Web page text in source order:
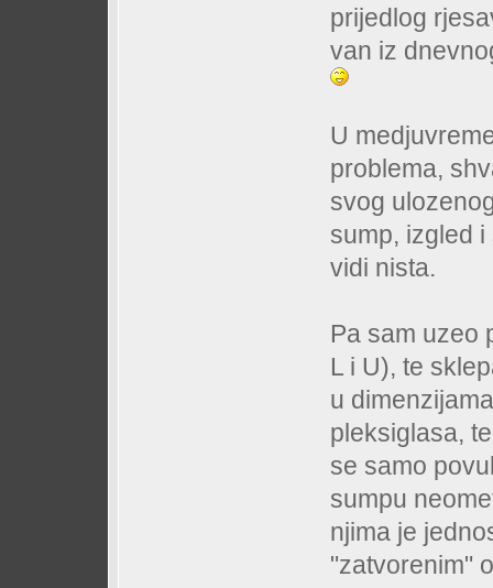
prijedlog
van iz
U
problema,
svog
sump, izgled
vidi nista.
Pa sam uzeo
L i U), te
u
pleksiglasa,
se samo
sumpu
njima je
"zatvorenim"